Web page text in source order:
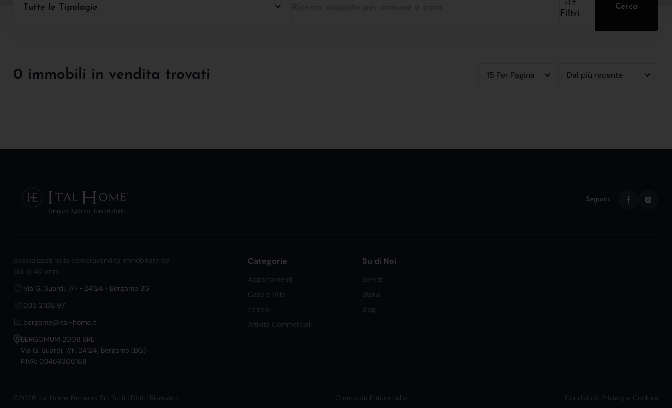
Tutte le Tipologie
Filtri
Cerca
0 immobili in vendita trovati 15 Per Pagina Dal più recente
Seguici:
Specializzati nella compravendita immobiliare da
più di 40 anni.
Via G. Suardi, 7/F • 24124 • Bergamo BG
035 21.08.97
bergamo@ital-home.it
BERGOMUM 2008 SRL
Via G. Suardi, 7/F, 24124, Bergamo (BG)
P.IVA: 03469300168
Categorie
Appartamenti
Case e Ville
Terreni
Attività Commerciali
Su di Noi
Servizi
Storia
Blog
©2026 Ital Home Network Srl. Tutti i Diritti Riservati. Creato da Future Labs Condizioni, Privacy e Cookies